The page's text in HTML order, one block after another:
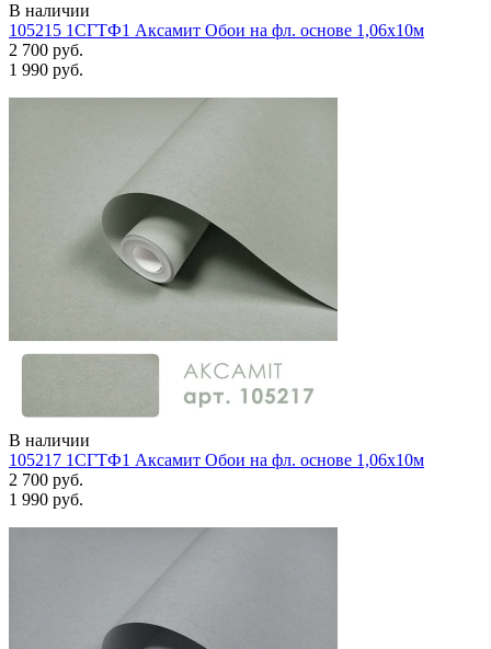
В наличии
105215 1СГТФ1 Аксамит Обои на фл. основе 1,06х10м
2 700 руб.
1 990 руб.
В наличии
105217 1СГТФ1 Аксамит Обои на фл. основе 1,06х10м
2 700 руб.
1 990 руб.